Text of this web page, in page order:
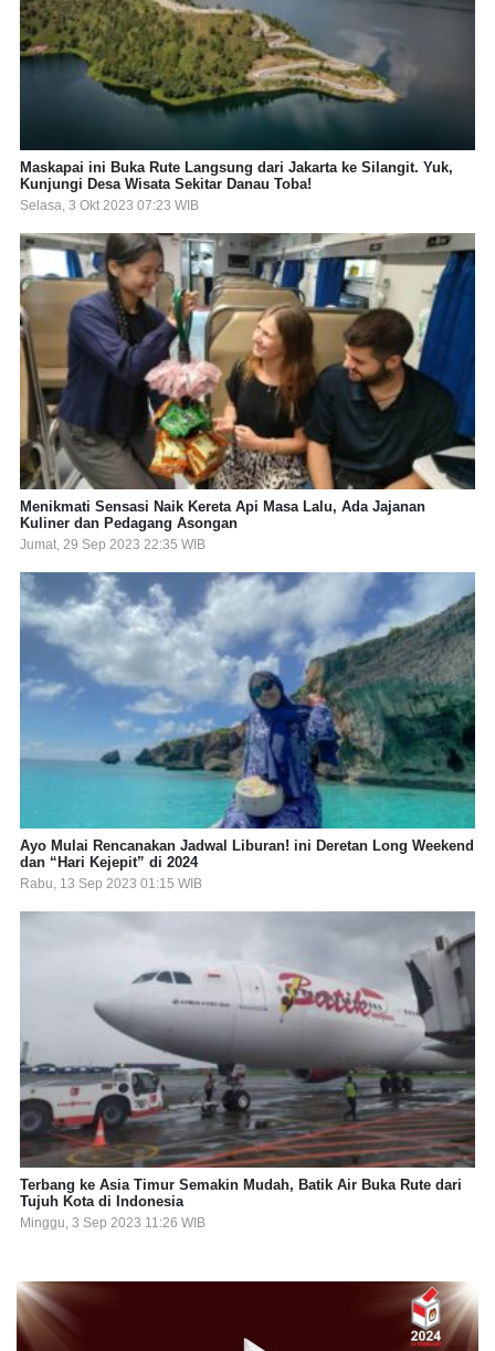
Maskapai ini Buka Rute Langsung dari Jakarta ke Silangit. Yuk,
Kunjungi Desa Wisata Sekitar Danau Toba!
Selasa, 3 Okt 2023 07:23 WIB
Menikmati Sensasi Naik Kereta Api Masa Lalu, Ada Jajanan
Kuliner dan Pedagang Asongan
Jumat, 29 Sep 2023 22:35 WIB
Ayo Mulai Rencanakan Jadwal Liburan! ini Deretan Long Weekend
dan “Hari Kejepit” di 2024
Rabu, 13 Sep 2023 01:15 WIB
Terbang ke Asia Timur Semakin Mudah, Batik Air Buka Rute dari
Tujuh Kota di Indonesia
Minggu, 3 Sep 2023 11:26 WIB